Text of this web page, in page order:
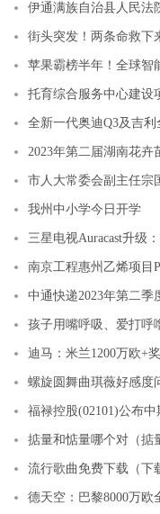
伊通满族自治县人民法
街头突发！两条命救下
苹果霸榜半年！全球智
托育综合服务中心建设
全新一代奥迪Q3及吉
2023年第二届湖南花卉
我州中小学今日开学
三星电视Auracast升级
南京工程惠州乙烯项目
孩子用嘴呼吸、爱打呼
迪马：米兰1200万欧+
螺旋圆舞曲琪薇好感度
掂量和惦量哪个对（掂
流行歌曲免费下载（下